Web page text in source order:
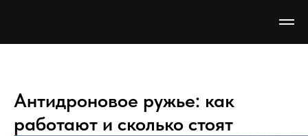
Антидроновое ружье: как
работают и сколько стоят